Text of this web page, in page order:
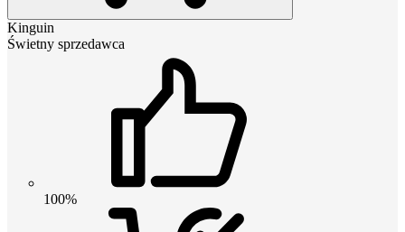
Kinguin
Świetny sprzedawca
100%